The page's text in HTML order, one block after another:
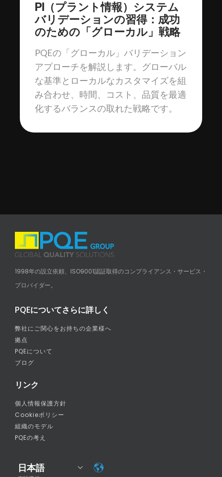
PI（プラント情報）システム
バリデーションの習得：成功
のための「グローカル」戦略
PQEの「グローカル」バリデーション
アプローチを解説します。グローバル
な基準とローカルなカスタマイズを組
み合わせ、時間、コスト、品質を最適
化するバランスの取れた戦略です。
1998年の設立依頼、ISO9001認証取得のコンプライアンス・サービス・
プロバイダー。
PQEについてさらに詳しく
弊社にご関心をお持ちの企業様へ
拠点
PQEについて
ブログ
リンク
個人情報保護方針
Cookieポリシー
組織のモデル
PQEの考え
日本語